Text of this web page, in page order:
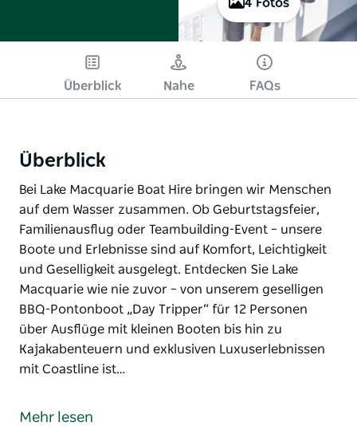
4 Fotos
Überblick Nahe FAQs
Überblick
Bei Lake Macquarie Boat Hire bringen wir Menschen
auf dem Wasser zusammen. Ob Geburtstagsfeier,
Familienausflug oder Teambuilding-Event – unsere
Boote und Erlebnisse sind auf Komfort, Leichtigkeit
und Geselligkeit ausgelegt. Entdecken Sie Lake
Macquarie wie nie zuvor – von unserem geselligen
BBQ-Pontonboot „Day Tripper“ für 12 Personen
über Ausflüge mit kleinen Booten bis hin zu
Kajakabenteuern und exklusiven Luxuserlebnissen
mit Coastline ist…
auf dem Wasser zusammen. Ob Geburtstagsfeier,
Mehr lesen